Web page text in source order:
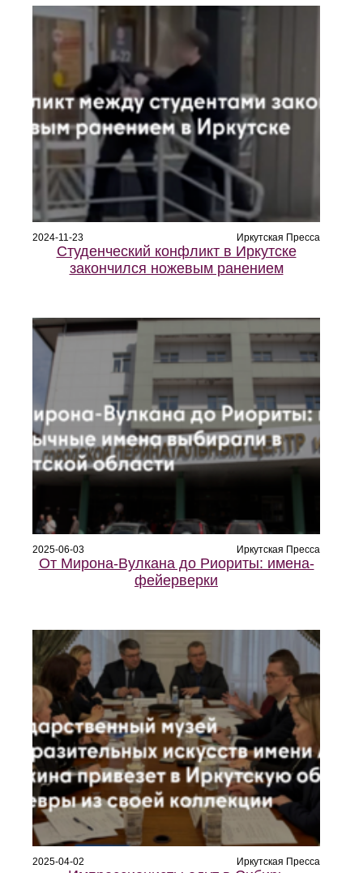
2024-11-23 Иркутская Пресса
Студенческий конфликт в Иркутске
закончился ножевым ранением
2025-06-03 Иркутская Пресса
От Мирона-Вулкана до Риориты: имена-
фейерверки
2025-04-02 Иркутская Пресса